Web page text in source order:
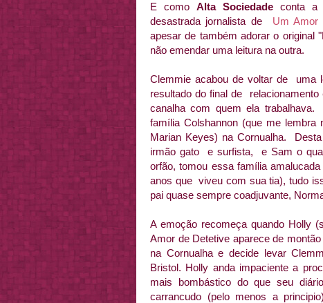
E como Alta Sociedadeconta a
desastrada jornalista de Um Amor
apesar de também adorar o original
não emendar uma leitura na outra.
Clemmie acabou de voltar de uma
resultado do final de
canalha com quem ela
família Colshannon (que me lembra
Marian Keyes) na Cornualha.
irmão gato e surfista, e Sam o
orfão, tomou essa família
anos que viveu com sua tia), tudo
pai quase sempre coadjuvante,
A emoção recomeça quando Holly
Amor de Detetive aparece de
na Cornualha e decide levar
Bristol. Holly anda impaciente a
mais bombástico do que seu
carrancudo (pelo menos a